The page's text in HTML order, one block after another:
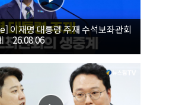
이재명 대통령 주재 수석보좌관회
｜26.08.06